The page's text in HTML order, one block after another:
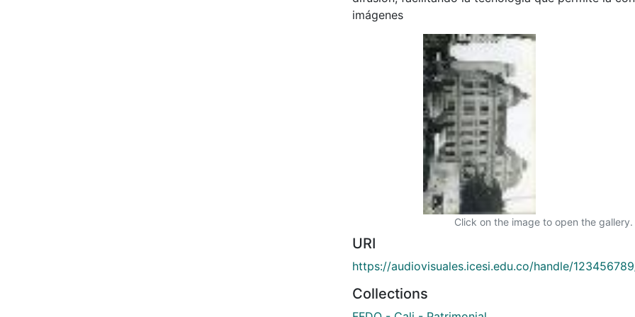
imágenes
Click on the image to open the gallery.
URI
https://audiovisuales.icesi.edu.co/handle/
Collections